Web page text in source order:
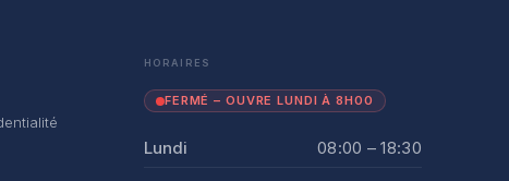
HORAIRES
FERMÉ – OUVRE LUNDI À 8H00
Lundi
08:00 – 18:30